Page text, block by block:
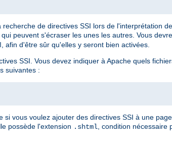
de directives SSI lors de l'interprétation
qui peuvent s'écraser les unes les autres. Vous
afin d'être sûr qu'elles y seront bien activées.
SSI. Vous devez indiquer à Apache quels
suivantes :
vous voulez ajouter des directives SSI à une
possède l'extension .shtml, condition nécessaire